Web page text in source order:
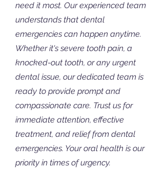
need it most. Our experienced team
understands that dental
emergencies can happen anytime.
Whether it's severe tooth pain, a
knocked-out tooth, or any urgent
dental issue, our dedicated team is
ready to provide prompt and
compassionate care. Trust us for
immediate attention, effective
treatment, and relief from dental
emergencies. Your oral health is our
priority in times of urgency.